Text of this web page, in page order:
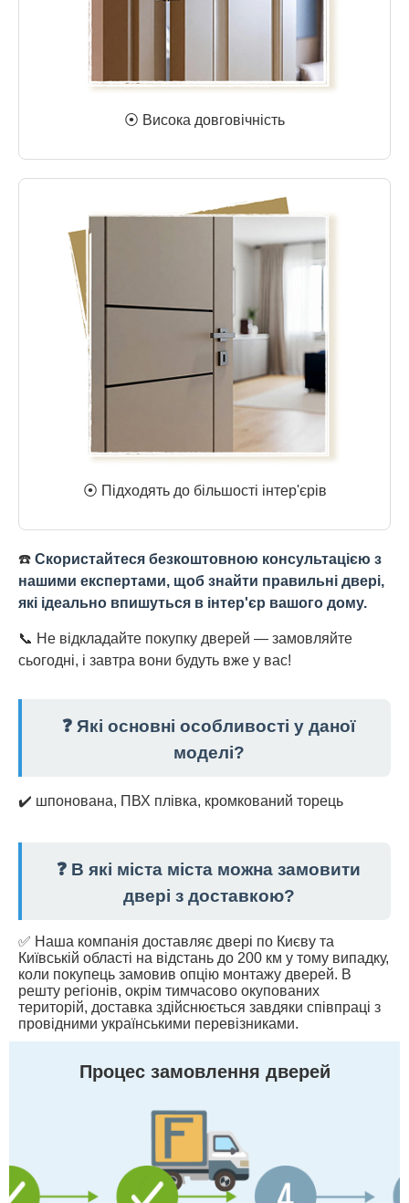
⦿ Висока довговічність
⦿ Підходять до більшості інтер'єрів
☎️ Скористайтеся безкоштовною консультацією з
нашими експертами, щоб знайти правильні двері,
які ідеально впишуться в інтер'єр вашого дому.
📞 Не відкладайте покупку дверей — замовляйте
сьогодні, і завтра вони будуть вже у вас!
❓ Які основні особливості у даної
моделі?
✔️ шпонована, ПВХ плівка, кромкований торець
❓ В які міста міста можна замовити
двері з доставкою?
✅ Наша компанія доставляє двері по Києву та
Київській області на відстань до 200 км у тому випадку,
коли покупець замовив опцію монтажу дверей. В
решту регіонів, окрім тимчасово окупованих
територій, доставка здійснюється завдяки співпраці з
провідними українськими перевізниками.
Процес замовлення дверей